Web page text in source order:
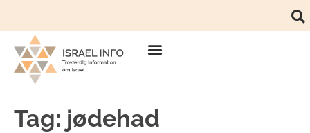
Tag: jødehad